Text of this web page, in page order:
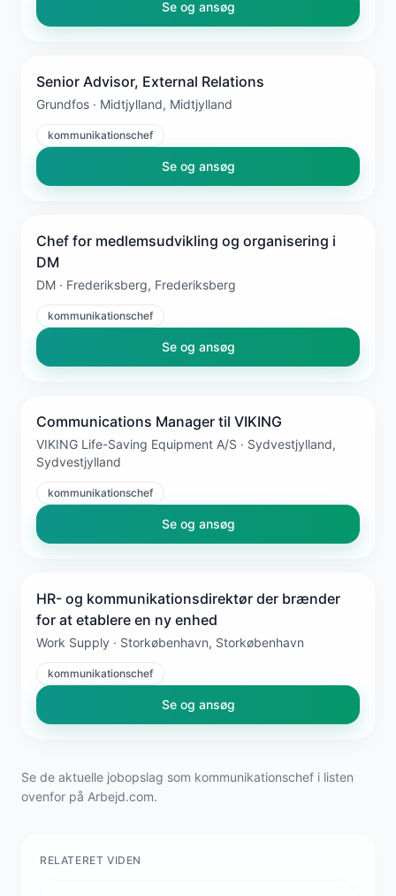
Se og ansøg
Senior Advisor, External Relations
Grundfos · Midtjylland, Midtjylland
kommunikationschef
Se og ansøg
Chef for medlemsudvikling og organisering i
DM
DM · Frederiksberg, Frederiksberg
kommunikationschef
Se og ansøg
Communications Manager til VIKING
VIKING Life-Saving Equipment A/S · Sydvestjylland,
Sydvestjylland
kommunikationschef
Se og ansøg
HR- og kommunikationsdirektør der brænder
for at etablere en ny enhed
Work Supply · Storkøbenhavn, Storkøbenhavn
kommunikationschef
Se og ansøg
Se de aktuelle jobopslag som kommunikationschef i listen
ovenfor på Arbejd.com.
RELATERET VIDEN